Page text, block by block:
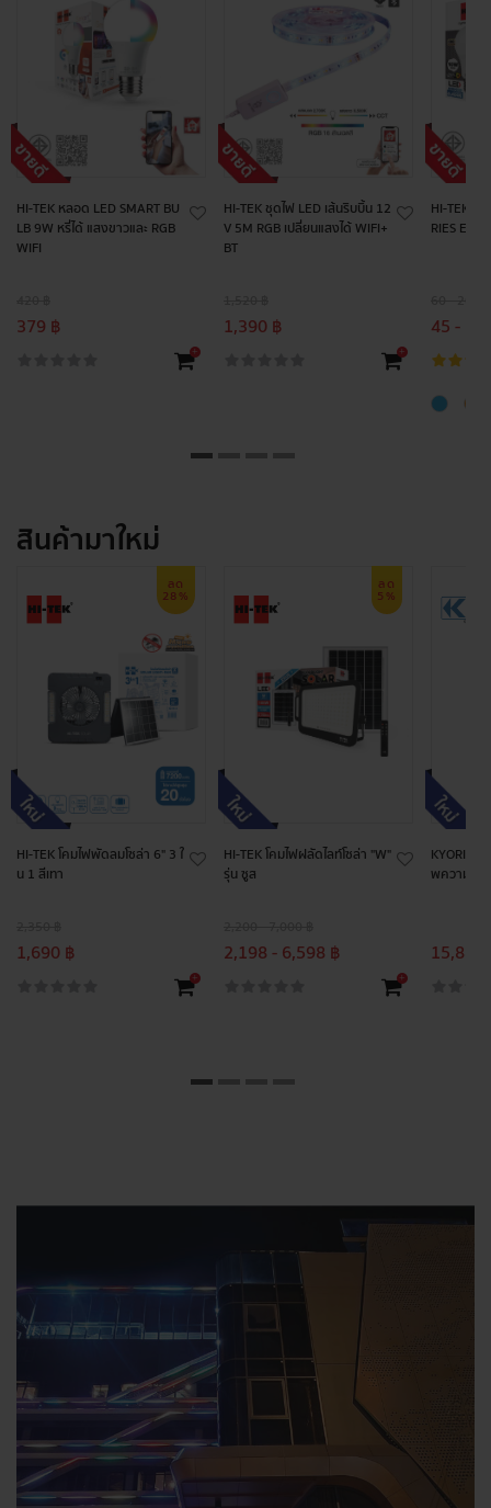
HI-TEK หลอด LED SMART BU
LB 9W หรี่ได้ แสงขาวและ RGB
WIFI
379 ฿
+
HI-TEK ชุดไฟ LED เส้นริบบิ้น 12
V 5M RGB เปลี่ยนแสงได้ WIFI+
BT
1,390 ฿
+
HI-TEK ห
RIES E27
45 -
สินค้ามาใหม่
ลด
28%
HI-TEK โคมไฟพัดลมโซล่า 6" 3 ใ
น 1 สีเทา
1,690 ฿
+
ลด
5%
HI-TEK โคมไฟฝลัดไลท์โซล่า "W"
รุ่น ซูส
2,198 - 6,598 ฿
+
พความร้อน